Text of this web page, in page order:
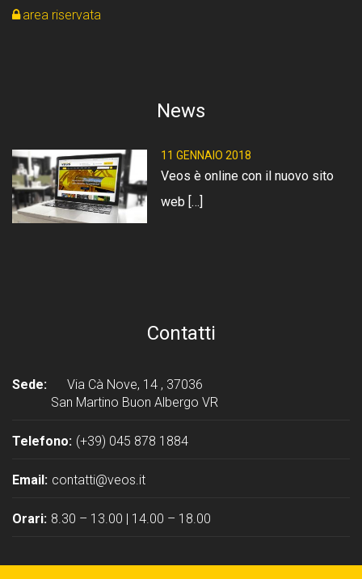
area riservata
News
11 GENNAIO 2018
Veos è online con il nuovo sito
web […]
Contatti
Sede:
Via Cà Nove, 14 , 37036
San Martino Buon Albergo VR
Telefono: (+39) 045 878 1884
Email: contatti@veos.it
Orari: 8.30 – 13.00 | 14.00 – 18.00